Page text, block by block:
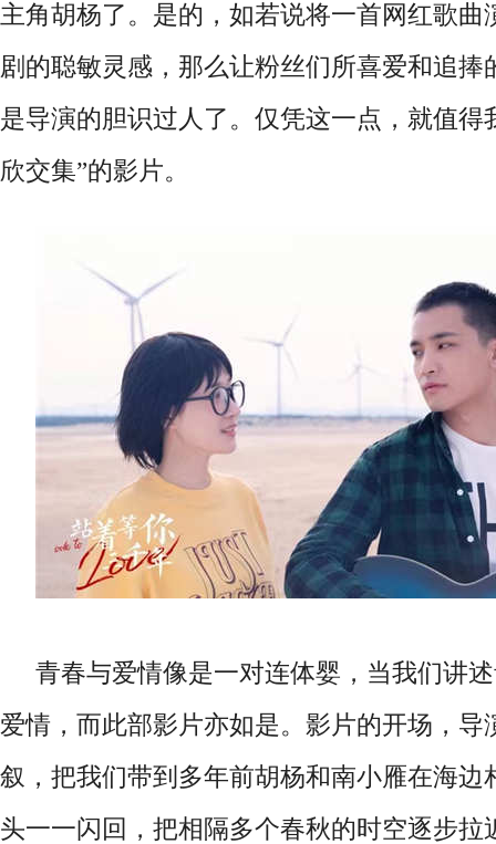
主角胡杨了。是的，如若说将一首网红歌曲
剧的聪敏灵感 ， 那么让粉丝们所喜爱和追捧
是导演的胆识过人了。仅凭这一点，就值得
欣交集”的影片。
青春与爱情像是一对连体婴 ， 当我们讲
爱情 ， 而此部影片亦如是。 影片的开场 ， 导
叙，把我们带到 多年前胡杨和南小雁在海边
头一一闪回，把相隔多个春秋的时空逐步拉